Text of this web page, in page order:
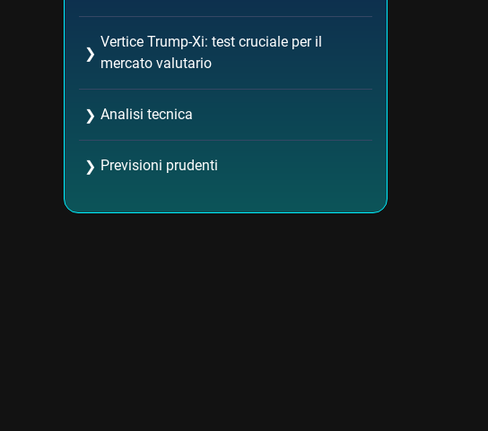
❯
Vertice Trump-Xi: test cruciale per il
mercato valutario
❯ Analisi tecnica
❯ Previsioni prudenti